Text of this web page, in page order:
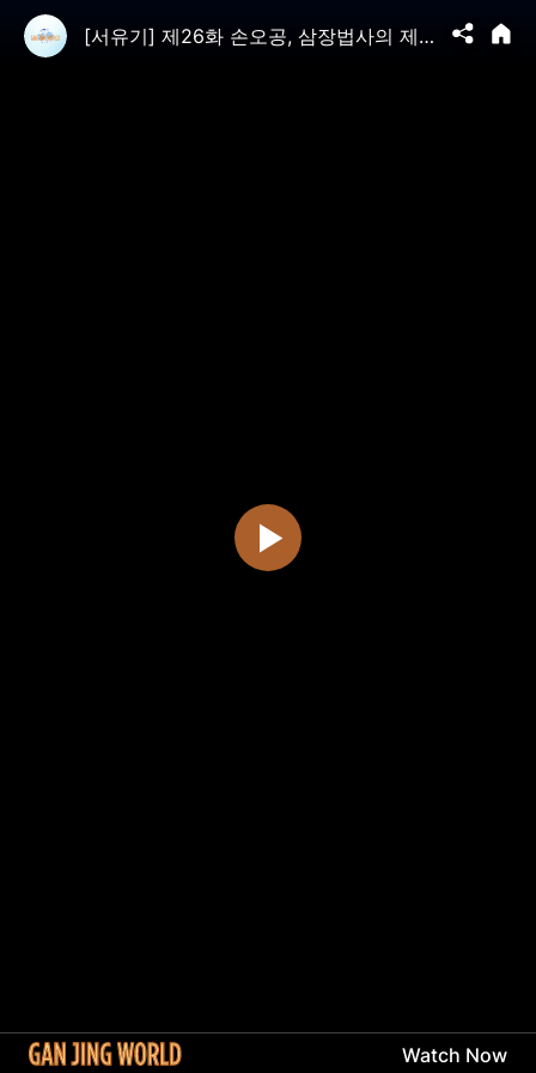
[서유기] 제26화 손오공, 삼장법사의 제자가 되다(3)
Watch Now